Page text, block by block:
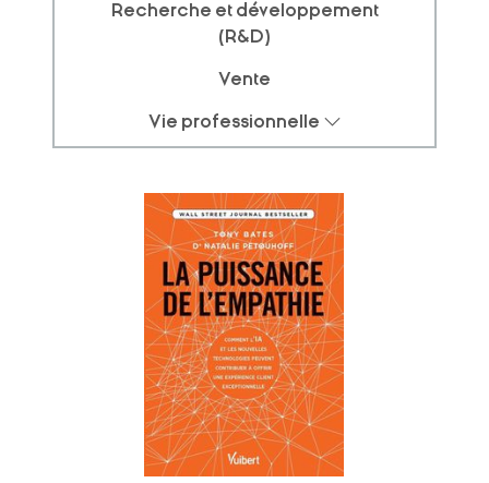
Recherche et développement
(R&D)
Vente
Vie professionnelle